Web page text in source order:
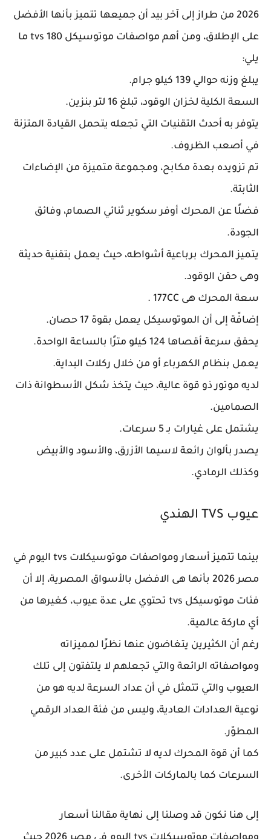
2026 من طراز إلى آخر بيد أن جميعها تتميز بأنها الأفضل
على الإطلاق، ومن أهم مواصفات موتوسيكل tvs 180 ما
يلي:
يبلغ وزنه حوالي 139 كيلو جرام.
السعة الكلية لخزان الوقود، تبلغ 16 لتر بنزين.
يتوفر به أحدث التقنيات التي تجعله يتحمل القيادة المتزنة
في أصعب الظروف.
تم تزويده بعدة مكابح، ومجموعة متميزة من الإضاءات
الثابتة.
فضلًا عن المحرك أوفر سكوير ثنائي الصمام، وفائق
الجودة.
يتميز المحرك برباعية أشواطه، حيث يعمل بتقنية حديثة
وهى حقن الوقود.
سعة المحرك هى 177CC .
إضافًة إلى أن الموتوسيكل يعمل بقوة 17 حصان.
يحقق سرعة أقصاها 124 كيلو مترًا بالساعة الواحدة.
يعمل بنظام الكهرباء أو من خلال ركلات البداية.
لديه موتور ذو قوة عالية، حيث يتخذ شكل الأسطوانة ذات
الصمامين.
يشتمل على غيارات بـ 5 سرعات.
يصدر بألوان رائعة لاسيما الأزرق، والأسود والأبيض
وكذلك الرمادي.
عيوب TVS الهندي
بينما تتميز أسعار ومواصفات موتوسيكلات tvs اليوم في
مصر 2026 بأنها هى الافضل بالأسواق المصرية، إلا أن
فئات موتوسيكل tvs تحتوي على عدة عيوب، كغيرها من
أي ماركة عالمية.
رغم أن الكثيرين يتغاضون عنها نظرًا لمميزاته
ومواصفاته الرائعة والتي تجعلهم لا يلتفتون إلى تلك
العيوب والتي تتمثل في أن عداد السرعة لديه هو من
نوعية العدادات العادية، وليس من فئة العداد الرقمي
المطوّر.
كما أن قوة المحرك لديه لا تشتمل على عدد كبير من
السرعات كما بالماركات الأخرى.
إلى هنا نكون قد وصلنا إلى نهاية مقالنا أسعار